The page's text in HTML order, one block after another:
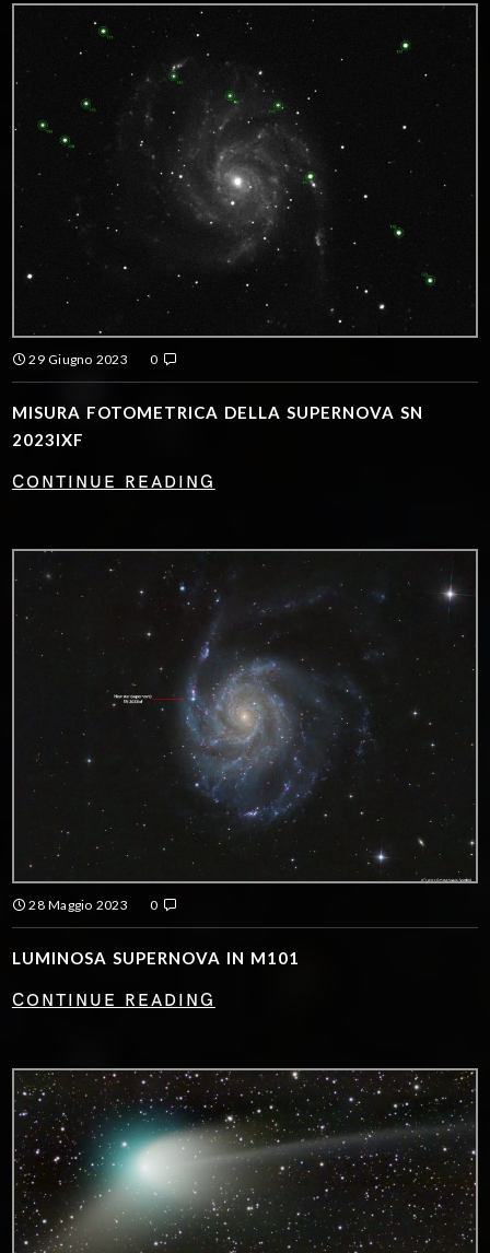
29 Giugno 2023 0
MISURA FOTOMETRICA DELLA SUPERNOVA SN
2023IXF
CONTINUE READING
28 Maggio 2023 0
LUMINOSA SUPERNOVA IN M101
CONTINUE READING